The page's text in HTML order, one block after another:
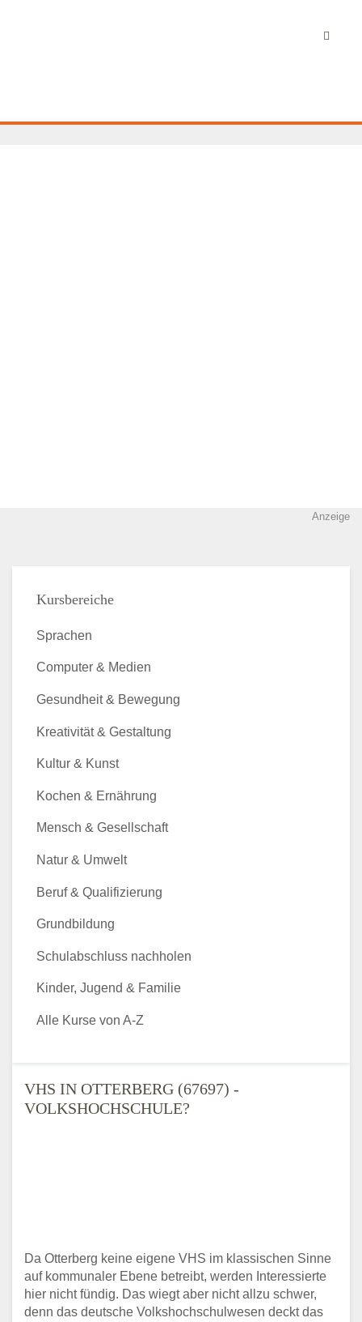
Anzeige
VHS IN OTTERBERG (67697) -
VOLKSHOCHSCHULE?
Da Otterberg keine eigene VHS im klassischen Sinne
auf kommunaler Ebene betreibt, werden Interessierte
hier nicht fündig. Das wiegt aber nicht allzu schwer,
denn das deutsche Volkshochschulwesen deckt das
Kursbereiche
Sprachen
Computer & Medien
Gesundheit & Bewegung
Kreativität & Gestaltung
Kultur & Kunst
Kochen & Ernährung
Mensch & Gesellschaft
Natur & Umwelt
Beruf & Qualifizierung
Grundbildung
Schulabschluss nachholen
Kinder, Jugend & Familie
Alle Kurse von A-Z